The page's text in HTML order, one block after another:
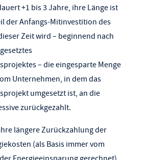
+1 bis 3 Jahre, ihre Länge ist
der Anfangs-Mitinvestition des
Zeit wird – beginnend nach
– die eingesparte Menge
Unternehmen, in dem das
umgesetzt ist, an die
zurückgezahlt.
längere Zurückzahlung der
(als Basis immer vom